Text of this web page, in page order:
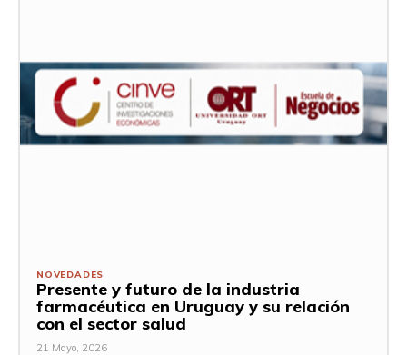
NOVEDADES
Presente y futuro de la industria
farmacéutica en Uruguay y su relación
con el sector salud
21 Mayo, 2026